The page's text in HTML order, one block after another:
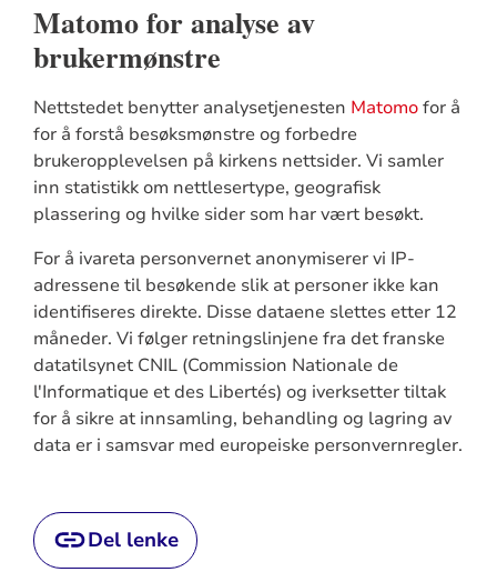
Matomo for analyse av
brukermønstre
Nettstedet benytter analysetjenesten Matomofor å
for å forstå besøksmønstre og forbedre
brukeropplevelsen på kirkens nettsider. Vi samler
inn statistikk om nettlesertype, geografisk
plassering og hvilke sider som har vært besøkt.
For å ivareta personvernet anonymiserer vi IP-
adressene til besøkende slik at personer ikke kan
identifiseres direkte. Disse dataene slettes etter 12
måneder. Vi følger retningslinjene fra det franske
datatilsynet CNIL (Commission Nationale de
l'Informatique et des Libertés) og iverksetter tiltak
for å sikre at innsamling, behandling og lagring av
data er i samsvar med europeiske personvernregler.
Del lenke